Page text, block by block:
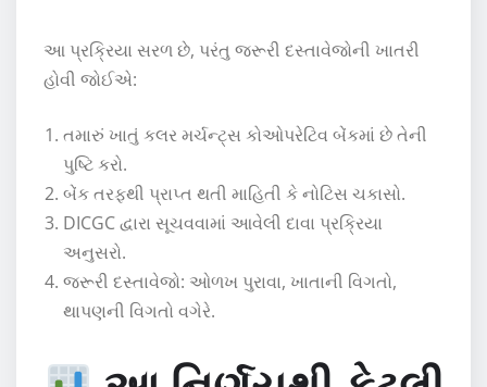
આ પ્રક્રિયા સરળ છે, પરંતુ જરૂરી દસ્તાવેજોની ખાતરી
હોવી જોઈએ:
તમારું ખાતું કલર મર્ચન્ટ્સ કોઓપરેટિવ બેંકમાં છે તેની
પુષ્ટિ કરો.
બેંક તરફથી પ્રાપ્ત થતી માહિતી કે નોટિસ ચકાસો.
DICGC દ્વારા સૂચવવામાં આવેલી દાવા પ્રક્રિયા
અનુસરો.
જરૂરી દસ્તાવેજો: ઓળખ પુરાવા, ખાતાની વિગતો,
થાપણની વિગતો વગેરે.